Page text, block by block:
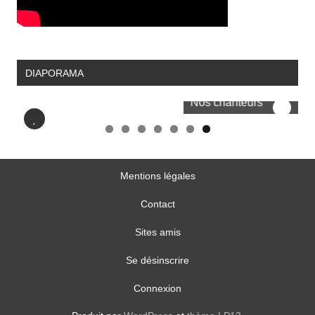
DIAPORAMA
Mentions légales
Contact
Sites amis
Se désinscrire
Connexion